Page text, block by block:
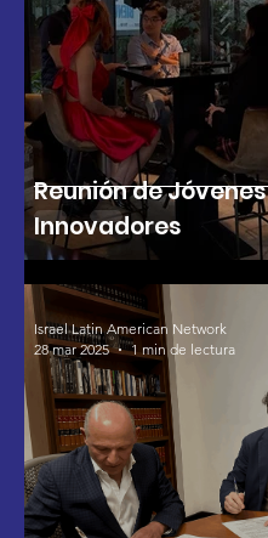
Reunión de Jóvenes
Innovadores
Israel Latin American Network
28 mar 2025
1 min de lectura